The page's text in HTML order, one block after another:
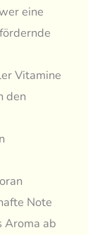
eine
Vitamine
den
Note
Aroma ab